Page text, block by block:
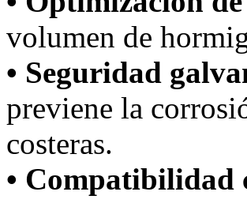
volumen de
• Seguridad
previene la
costeras.
• Compatibilidad